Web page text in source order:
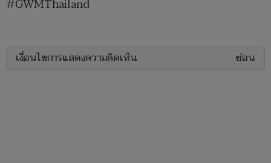
#GWMThailand
เงื่อนไขการแสดงความคิดเห็น ซ่อน